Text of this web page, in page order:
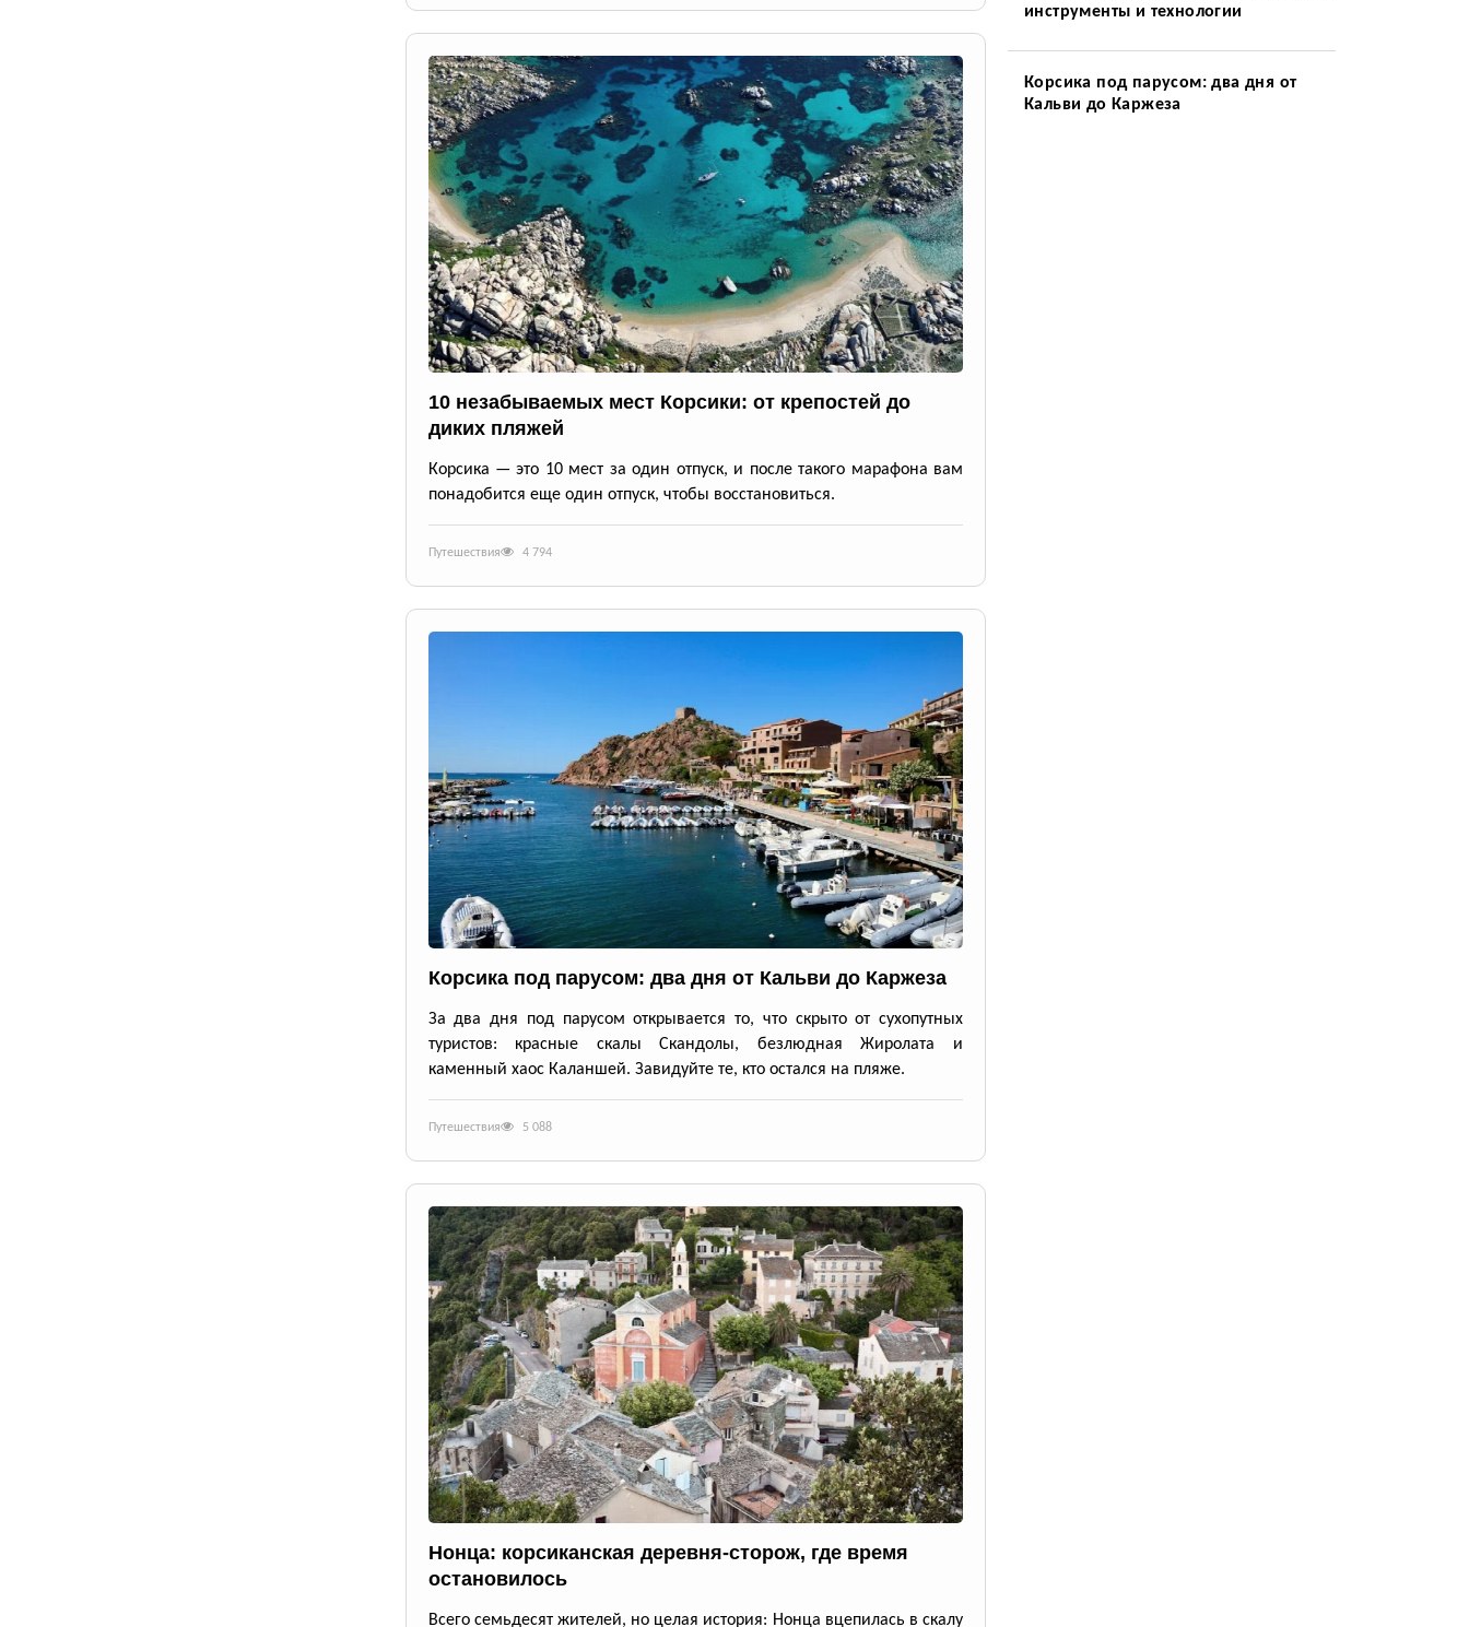
10 незабываемых мест Корсики: от крепостей до
диких пляжей
Корсика — это 10 мест за один отпуск, и после такого марафона вам
понадобится еще один отпуск, чтобы восстановиться.
Путешествия 4 794
Корсика под парусом: два дня от Кальви до Каржеза
За два дня под парусом открывается то, что скрыто от сухопутных
туристов: красные скалы Скандолы, безлюдная Жиролата и
каменный хаос Каланшей. Завидуйте те, кто остался на пляже.
Путешествия 5 088
Нонца: корсиканская деревня-сторож, где время
остановилось
Всего семьдесят жителей, но целая история: Нонца вцепилась в скалу
инструменты и технологии
Корсика под парусом: два дня от
Кальви до Каржеза